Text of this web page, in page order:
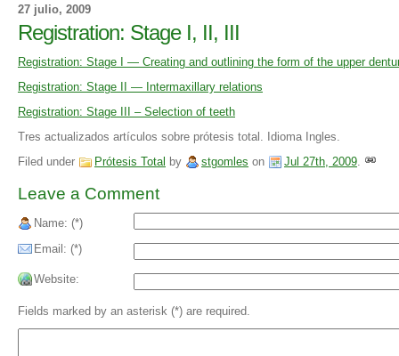
27 julio, 2009
Registration: Stage I, II, III
Registration: Stage I — Creating and outlining the form of the upper
Registration: Stage II — Intermaxillary relations
Registration: Stage III – Selection of teeth
Tres actualizados artículos sobre prótesis total. Idioma Ingles.
Filed under
Prótesis Total by stgomles on Jul 27th, 2009.
Leave a Comment
Name: (*)
Email: (*)
Website:
Fields marked by an asterisk (*) are required.